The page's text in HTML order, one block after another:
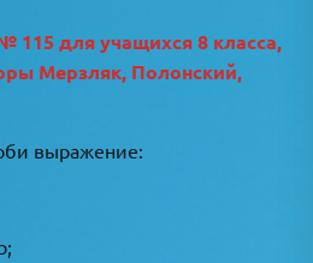
для учащихся 8 класса,
Мерзляк, Полонский,
выражение: